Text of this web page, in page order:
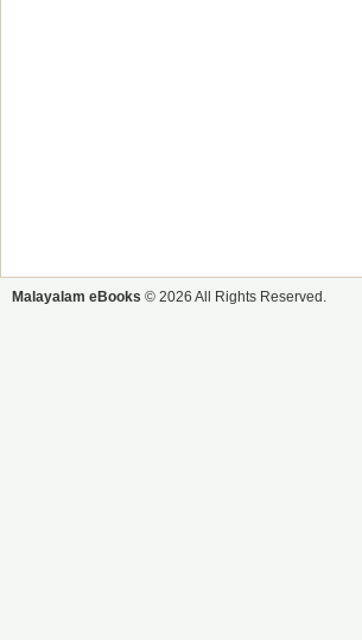
Malayalam eBooks © 2026 All Rights Reserved.